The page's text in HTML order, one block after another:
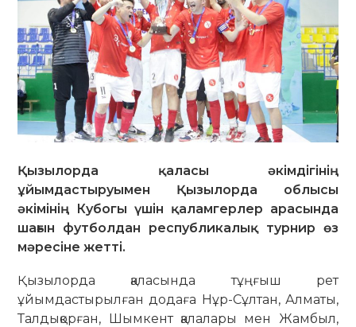
Қызылорда қаласы әкімдігінің
ұйымдастыруымен Қызылорда облысы
әкімінің Кубогы үшін қаламгерлер арасында
шағын футболдан республикалық турнир өз
мәресіне жетті.
Қызылорда қаласында тұңғыш рет
ұйымдастырылған додаға Нұр-Сұлтан, Алматы,
Талдықорған, Шымкент қалалары мен Жамбыл,